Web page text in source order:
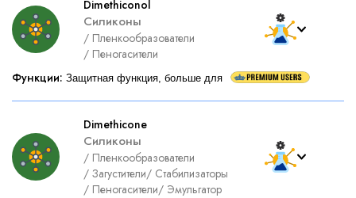
Dimethiconol
Силиконы
/ Пленкообразователи
/ Пеногасители
Функции: Защитная функция, больше для
Dimethicone
Силиконы
/ Пленкообразователи
/ Загустители/ Стабилизаторы
/ Пеногасители/ Эмульгатор